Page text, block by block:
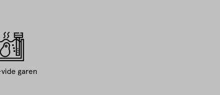
garen